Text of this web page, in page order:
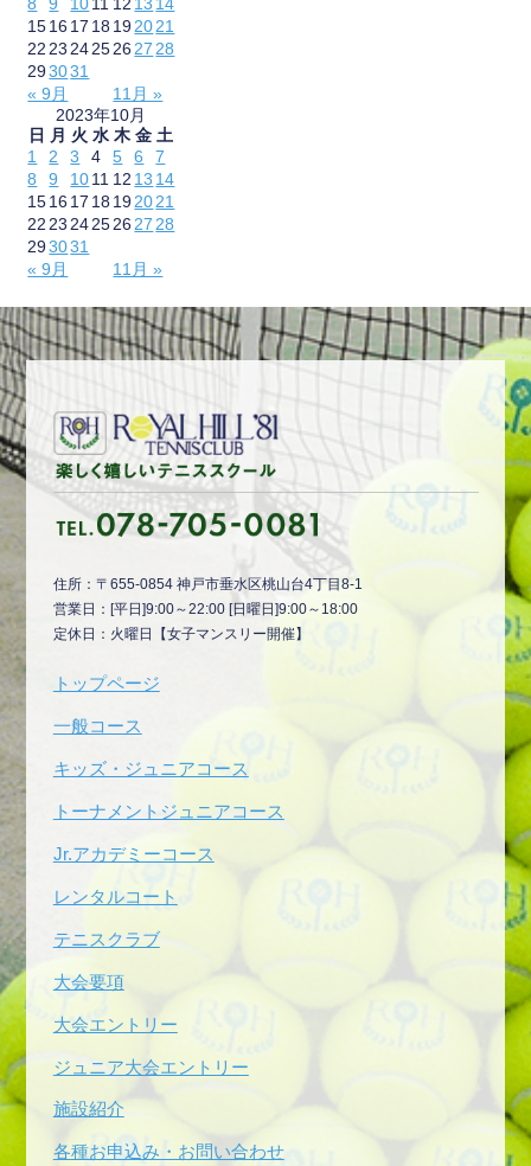
« 9月 11月 »
1516 17 18 192021
22 23 242526 27 28
293031
2023年10月
日
月 火 水 木 金 土
« 9月 11月 »
1 2 3 4 5 6
7
8
9 1011 12 13 14
1516 17 18 192021
22 23 242526 27 28
293031
住所：〒655-0854 神戸市垂水区桃山台4丁目8-1
営業日：[平日]9:00～22:00 [日曜日]9:00～18:00
定休日：火曜日【女子マンスリー開催】
トップページ
一般コース
キッズ・ジュニアコース
トーナメントジュニアコース
Jr.アカデミーコース
レンタルコート
テニスクラブ
大会要項
大会エントリー
ジュニア大会エントリー
施設紹介
各種お申込み・お問い合わせ